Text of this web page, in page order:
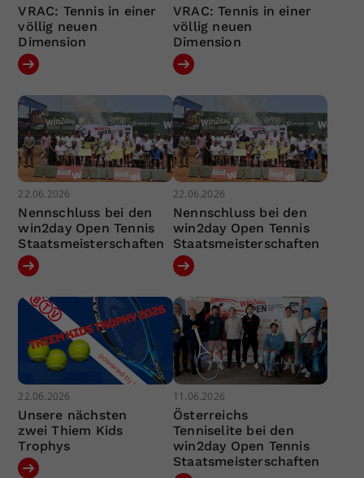
VRAC: Tennis in einer
völlig neuen
Dimension
VRAC: Tennis in einer
völlig neuen
Dimension
22.06.2026
Nennschluss bei den
win2day Open Tennis
Staatsmeisterschaften
22.06.2026
Nennschluss bei den
win2day Open Tennis
Staatsmeisterschaften
22.06.2026
Unsere nächsten
zwei Thiem Kids
Trophys
11.06.2026
Österreichs
Tenniselite bei den
win2day Open Tennis
Staatsmeisterschaften